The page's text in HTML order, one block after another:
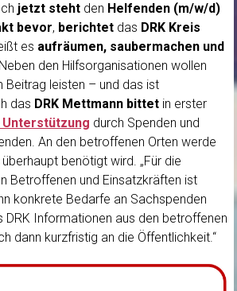
jetzt stehtden Helfenden (m/w/d)
bevor, berichtetdas DRK Kreis
es aufräumen, saubermachen und
den Hilfsorganisationen wollen
Beitrag leisten – und das ist
das DRK Mettmann bittetin erster
durch Spenden und
An den betroffenen Orten werde
benötigt wird. „Für die
Betroffenen und Einsatzkräften ist
konkrete Bedarfe an Sachspenden
DRK Informationen aus den betroffenen
dann kurzfristig an die Öffentlichkeit.“